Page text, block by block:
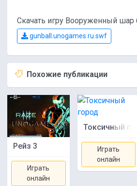
Скачать игру Вооруженный шар
gunball.unogames.ru.swf
Похожие публикации
Рейз 3
Играть
онлайн
Токсичный
Играть
онлайн